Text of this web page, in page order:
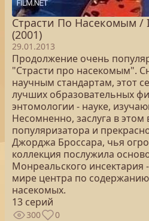
Страсти По Насекомым /
(2001)
29.01.2013
Продолжение очень
"Страсти про насекомым".
научным стандартам, этот
лучших образовательных
энтомологии - науке,
Несомненно, заслуга в
популяризатора и
Джорджа Броссара, чья
коллекция послужила
Монреальского инсектария
мире центра по
насекомых.
13 серий
300 0